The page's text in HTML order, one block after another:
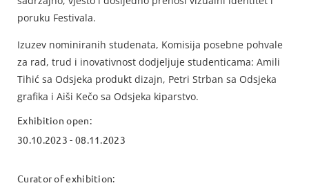
poruku Festivala.
Izuzev nominiranih studenata, Komisija posebne pohvale
za rad, trud i inovativnost dodjeljuje studenticama: Amili
Tihić sa Odsjeka produkt dizajn, Petri Strban sa Odsjeka
grafika i Aiši Kečo sa Odsjeka kiparstvo.
Exhibition open:
30.10.2023 - 08.11.2023
Curator of exhibition: